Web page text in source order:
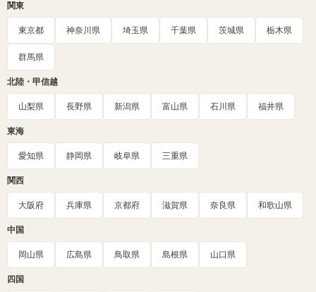
関東
東京都 神奈川県 埼玉県 千葉県 茨城県 栃木県
群馬県
北陸・甲信越
山梨県 長野県 新潟県 富山県 石川県 福井県
東海
愛知県 静岡県 岐阜県 三重県
関西
大阪府 兵庫県 京都府 滋賀県 奈良県 和歌山県
中国
岡山県 広島県 鳥取県 島根県 山口県
四国